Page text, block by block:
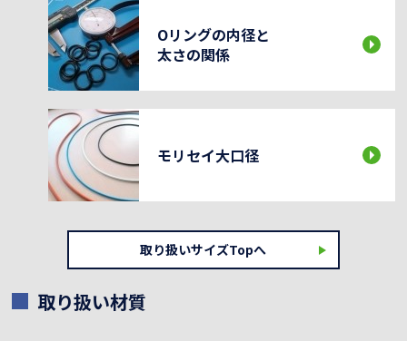
Oリングの内径と
太さの関係
モリセイ大口径
取り扱いサイズTopへ
取り扱い材質